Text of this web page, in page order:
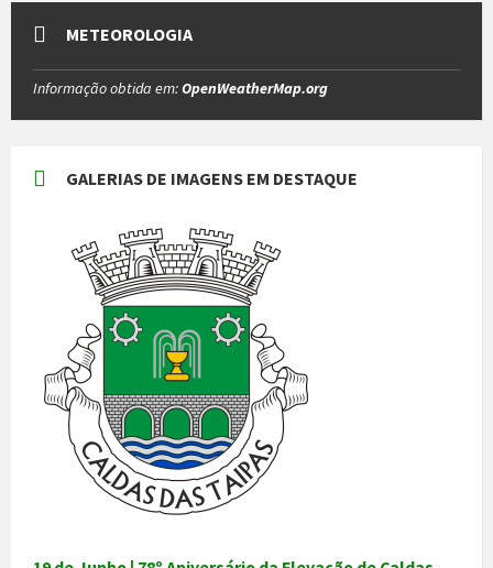
METEOROLOGIA
Informação obtida em:OpenWeatherMap.org
GALERIAS DE IMAGENS EM DESTAQUE